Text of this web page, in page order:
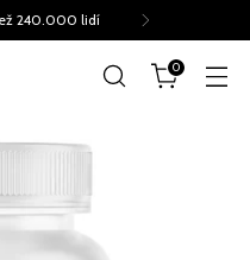
240.000 lidí
0